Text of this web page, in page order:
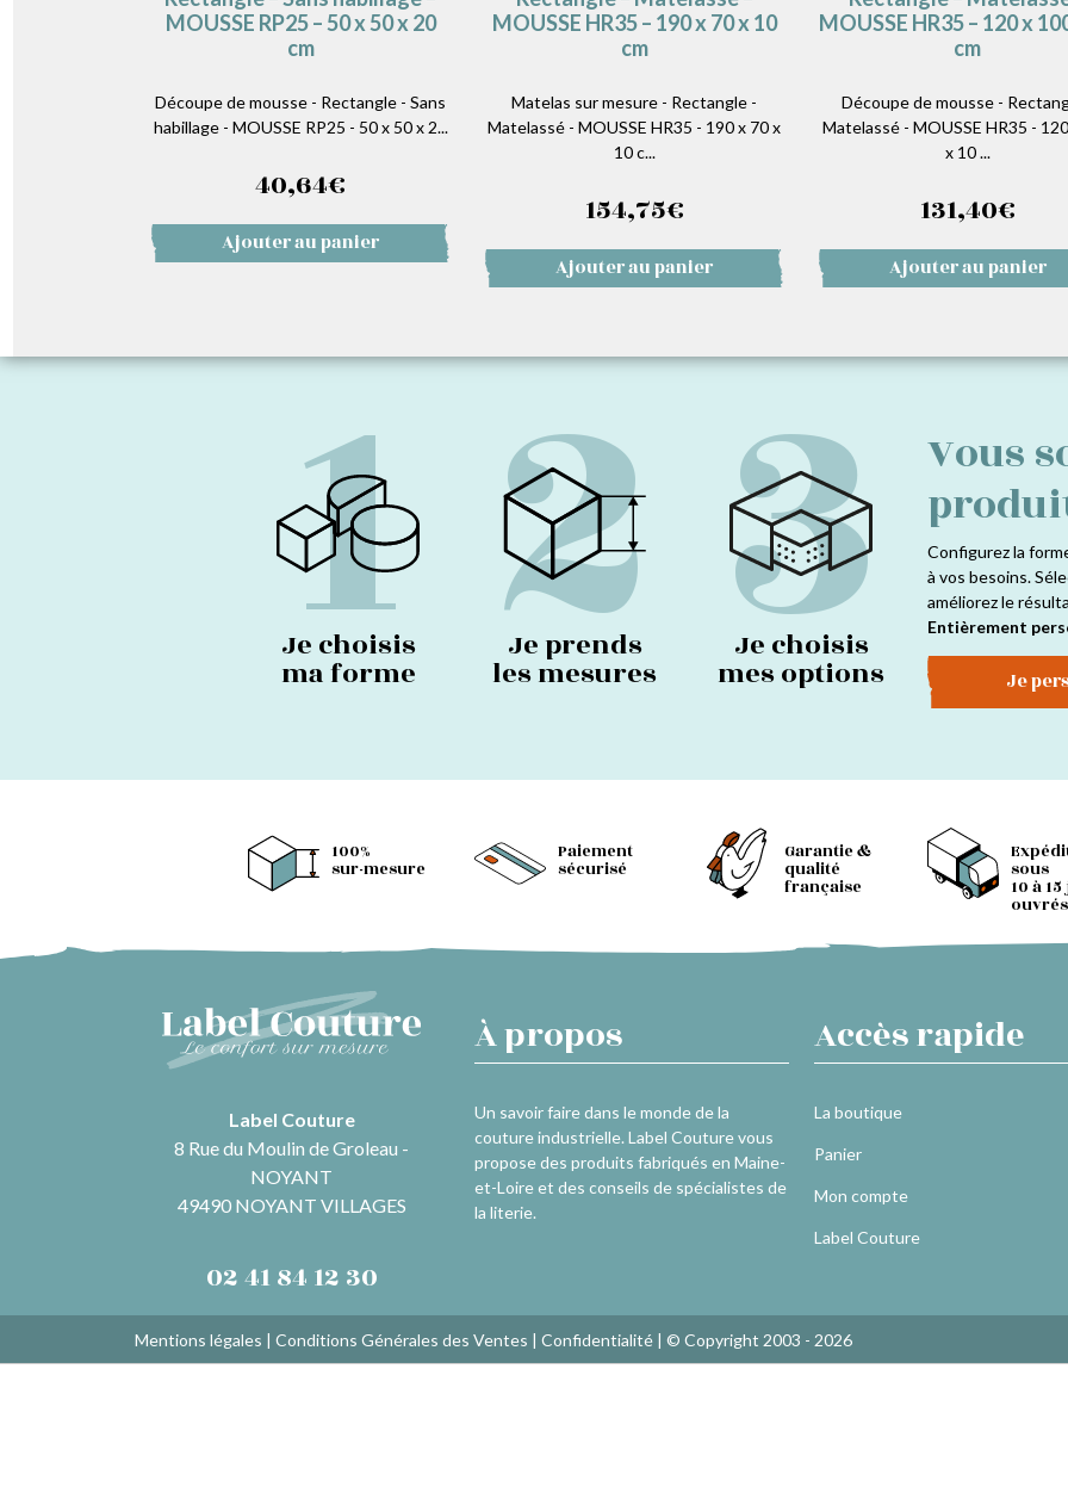
MOUSSE RP25 – 50 x 50 x 20
cm
Découpe de mousse - Rectangle - Sans
habillage - MOUSSE RP25 - 50 x 50 x 2...
40,64€
Ajouter au panier
MOUSSE HR35 – 190 x 70 x 10
cm
Matelas sur mesure - Rectangle -
Matelassé - MOUSSE HR35 - 190 x 70 x
10 c...
154,75€
Ajouter au panier
MOUSSE HR35 – 120 x
cm
Découpe de mousse -
Matelassé - MOUSSE HR35 -
x 10 ...
131,40€
Ajouter au panier
1
Je choisis
ma forme 2
Je prends
les mesures 3
Je choisis
mes options
Vous
Configurez la
à vos besoins.
améliorez le
Entièrement
Je
100%
sur-mesure
Paiement
sécurisé
Garantie &
qualité
française
sous
10 à
ouvrés
Label Couture
8 Rue du Moulin de Groleau -
NOYANT
49490 NOYANT VILLAGES
02 41 84 12 30
À propos
Un savoir faire dans le monde de la
couture industrielle. Label Couture vous
propose des produits fabriqués en Maine-
et-Loire et des conseils de spécialistes de
la literie.
Accès rapide
La boutique
Panier
Mon compte
Label Couture
Mentions légales | Conditions Générales des Ventes | Confidentialité| © Copyright 2003 - 2026